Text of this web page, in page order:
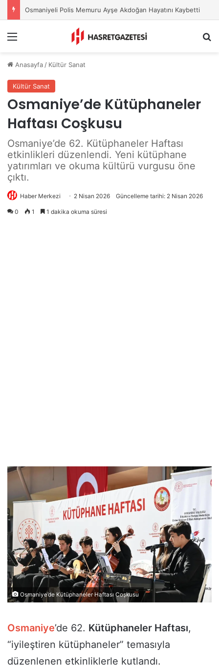
Osmaniye Belediyesi’nden Sahte Aramalara Kritik Uyarı
Anasayfa / Kültür Sanat
Kültür Sanat
Osmaniye’de Kütüphaneler
Haftası Coşkusu
Osmaniye’de 62. Kütüphaneler Haftası
etkinlikleri düzenlendi. Yeni kütüphane
yatırımları ve okuma kültürü vurgusu öne
çıktı.
Haber Merkezi 2 Nisan 2026 Güncelleme tarihi: 2 Nisan 2026
0 1 1 dakika okuma süresi
Osmaniye’de Kütüphaneler Haftası Coşkusu
Osmaniye’de 62. Kütüphaneler Haftası,
“iyileştiren kütüphaneler” temasıyla
düzenlenen etkinliklerle kutlandı.